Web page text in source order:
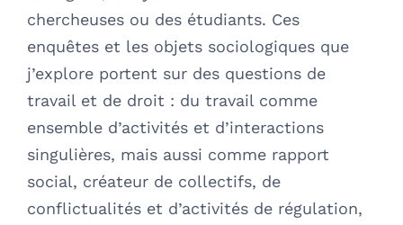
chercheuses ou des étudiants. Ces
enquêtes et les objets sociologiques que
j’explore portent sur des questions de
travail et de droit : du travail comme
ensemble d’activités et d’interactions
singulières, mais aussi comme rapport
social, créateur de collectifs, de
conflictualités et d’activités de régulation,